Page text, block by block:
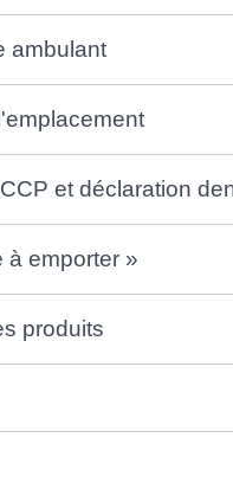
ambulant
et déclaration
emporter »
produits